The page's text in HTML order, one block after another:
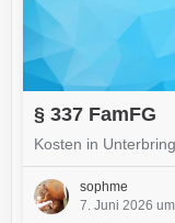
§ 337 FamFG
Kosten in
sophme
7. Juni 2026